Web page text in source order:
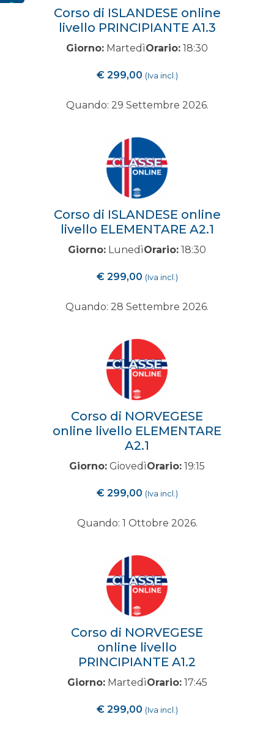
Corso di ISLANDESE online
livello PRINCIPIANTE A1.3
Giorno: MartedìOrario: 18:30
€299,00 (Iva incl.)
Quando: 29 Settembre 2026.
Corso di ISLANDESE online
livello ELEMENTARE A2.1
Giorno: LunedìOrario: 18:30
€299,00 (Iva incl.)
Quando: 28 Settembre 2026.
Corso di NORVEGESE
online livello ELEMENTARE
A2.1
Giorno: GiovedìOrario: 19:15
€299,00 (Iva incl.)
Quando: 1 Ottobre 2026.
Corso di NORVEGESE
online livello
PRINCIPIANTE A1.2
Giorno:MartedìOrario:17:45
€299,00 (Iva incl.)